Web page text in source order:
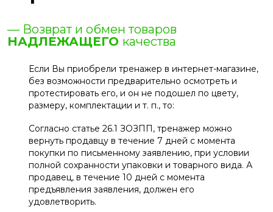
— Возврат и обмен товаров
НАДЛЕЖАЩЕГО качества
Если Вы приобрели тренажер в интернет-магазине,
без возможности предварительно осмотреть и
протестировать его, и он не подошел по цвету,
размеру, комплектации и т. п., то:
Согласно статье 26.1 ЗОЗПП, тренажер можно
вернуть продавцу в течение 7 дней с момента
покупки по письменному заявлению, при условии
полной сохранности упаковки и товарного вида. А
продавец, в течение 10 дней с момента
предъявления заявления, должен его
удовлетворить.